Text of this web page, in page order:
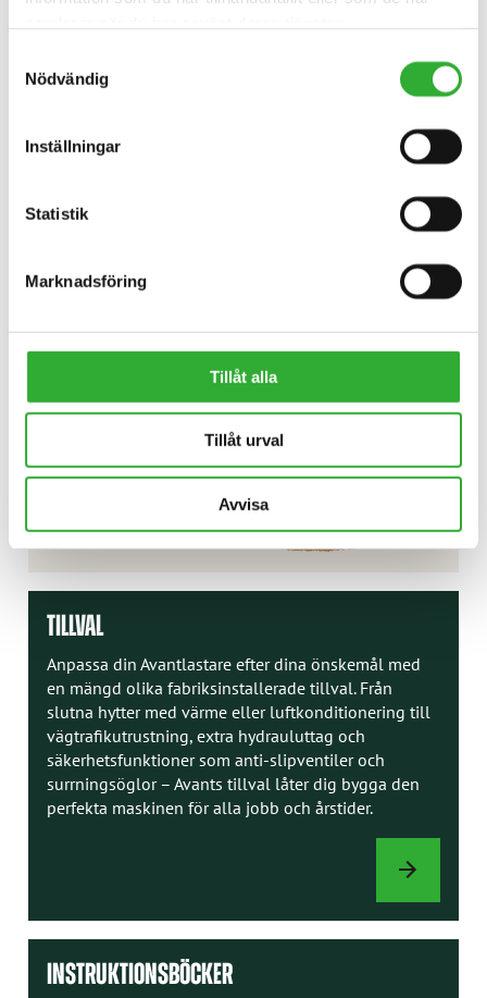
Nödvändig
Inställningar
Statistik
Marknadsföring
Tillåt alla
Tillåt urval
Avvisa
KONTAKTA OSS
INTRESSERAD AV REDSKAP?
TILLVAL
Anpassa din Avantlastare efter dina önskemål med
en mängd olika fabriksinstallerade tillval. Från
slutna hytter med värme eller luftkonditionering till
vägtrafikutrustning, extra hydrauluttag och
säkerhetsfunktioner som anti-slipventiler och
surrningsöglor – Avants tillval låter dig bygga den
perfekta maskinen för alla jobb och årstider.
TILLVAL
INSTRUKTIONSBÖCKER